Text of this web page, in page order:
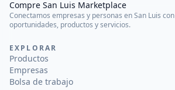
Compre San Luis Marketplace
Conectamos empresas y personas en San Luis con
oportunidades, productos y servicios.
EXPLORAR
Productos
Empresas
Bolsa de trabajo